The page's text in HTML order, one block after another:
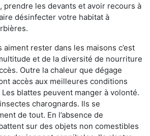
prendre les devants et avoir recours à
désinfecter votre habitat à
aiment rester dans les maisons c’est
et de la diversité de nourriture
Outre la chaleur que dégage
accès aux meilleures conditions
blattes peuvent manger à volonté.
charognards. Ils se
de tout. En l’absence de
sur des objets non comestibles